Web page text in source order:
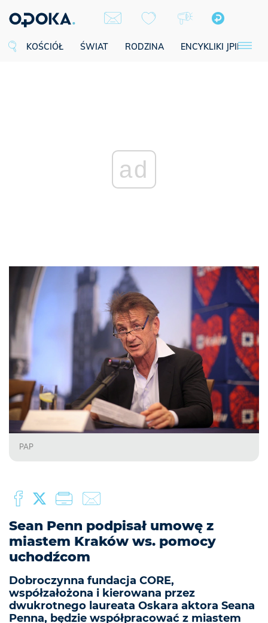
KOŚCIÓŁ ŚWIAT RODZINA ENCYKLIKI JPII
ad
PAP
Sean Penn podpisał umowę z
miastem Kraków ws. pomocy
uchodźcom
Dobroczynna fundacja CORE,
współzałożona i kierowana przez
dwukrotnego laureata Oskara aktora Seana
Penna, będzie współpracować z miastem